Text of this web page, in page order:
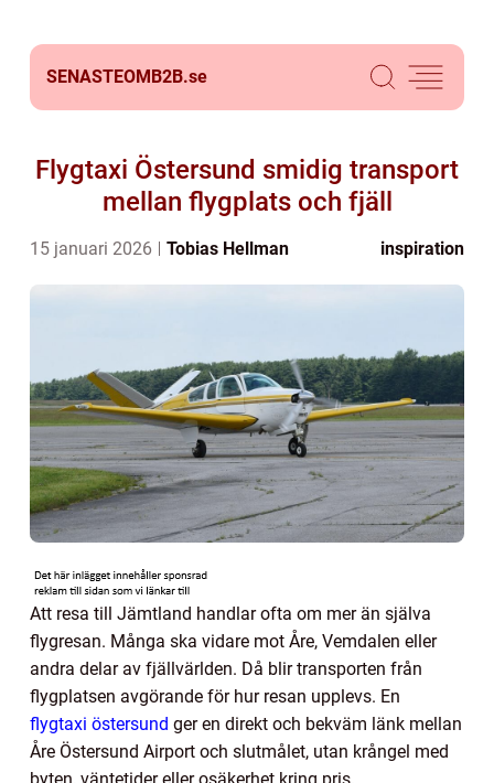
SENASTEOMB2B.se
Flygtaxi Östersund smidig transport
mellan flygplats och fjäll
15 januari 2026 Tobias Hellman inspiration
Att resa till Jämtland handlar ofta om mer än själva
flygresan. Många ska vidare mot Åre, Vemdalen eller
andra delar av fjällvärlden. Då blir transporten från
flygplatsen avgörande för hur resan upplevs. En
flygtaxi östersund ger en direkt och bekväm länk mellan
Åre Östersund Airport och slutmålet, utan krångel med